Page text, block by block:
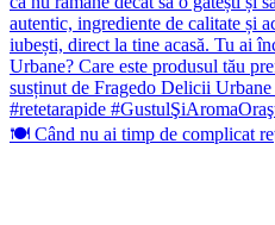
🍽️ Când nu ai timp de complicat